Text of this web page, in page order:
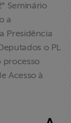
Seminário
a
Presidência
o PL
processo
Acesso à